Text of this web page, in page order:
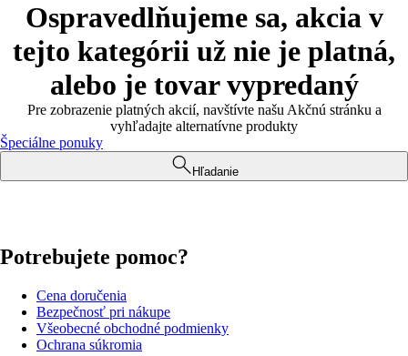
Ospravedlňujeme sa, akcia v
tejto kategórii už nie je platná,
alebo je tovar vypredaný
Pre zobrazenie platných akcií, navštívte našu Akčnú stránku a
vyhľadajte alternatívne produkty
Špeciálne ponuky
Hľadanie
Potrebujete pomoc?
Cena doručenia
Bezpečnosť pri nákupe
Všeobecné obchodné podmienky
Ochrana súkromia